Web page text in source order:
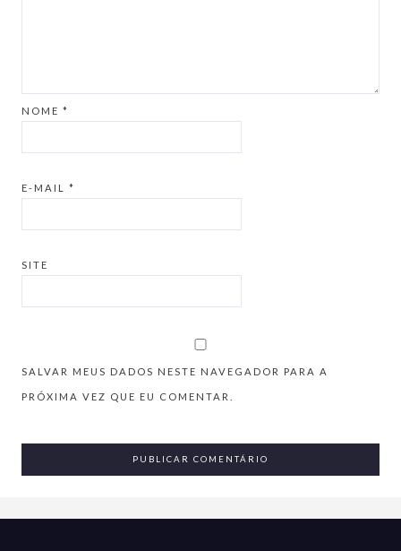
NOME *
E-MAIL *
SITE
SALVAR MEUS DADOS NESTE NAVEGADOR PARA A
PRÓXIMA VEZ QUE EU COMENTAR.